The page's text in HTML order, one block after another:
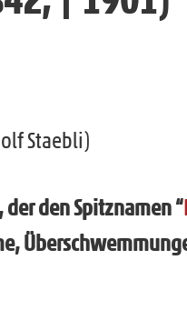
Staebli)
den Spitznamen “